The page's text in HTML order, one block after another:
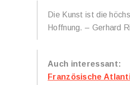
Die Kunst ist die
Hoffnung. – Gerhard
Auch interessant:
Französische